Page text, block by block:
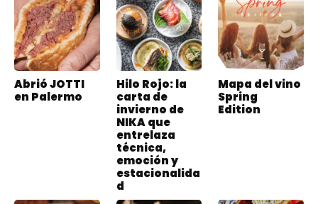
Abrió JOTTI
en Palermo
Hilo Rojo: la
carta de
invierno de
NIKA que
entrelaza
técnica,
emoción y
estacionalida
d
Mapa del vino
Spring
Edition